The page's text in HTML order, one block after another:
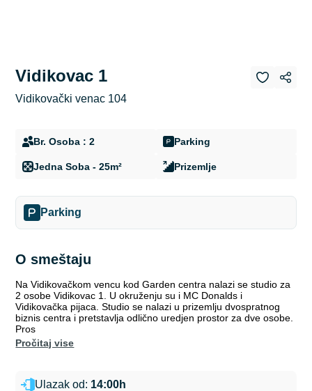
Vidikovac 1
Vidikovački venac 104
Br. Osoba : 2 Parking
Jedna Soba - 25m² Prizemlje
Parking
O smeštaju
Na Vidikovačkom vencu kod Garden centra nalazi se studio za
2 osobe Vidikovac 1. U okruženju su i MC Donalds i
Vidikovačka pijaca. Studio se nalazi u prizemlju dvospratnog
biznis centra i pretstavlja odlično uredjen prostor za dve osobe.
Pros
pročitaj vise
Ulazak od: 14:00h